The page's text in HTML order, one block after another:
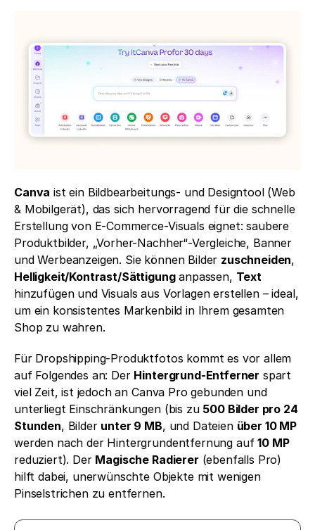
Canva ist ein Bildbearbeitungs- und Designtool (Web
& Mobilgerät), das sich hervorragend für die schnelle
Erstellung von E-Commerce-Visuals eignet: saubere
Produktbilder, „Vorher-Nachher“-Vergleiche, Banner
und Werbeanzeigen. Sie können Bilder zuschneiden
Helligkeit/Kontrast/Sättigung anpassen, Text
hinzufügen und Visuals aus Vorlagen erstellen – ideal,
um ein konsistentes Markenbild in Ihrem gesamten
Shop zu wahren.
Für Dropshipping-Produktfotos kommt es vor allem
auf Folgendes an: Der Hintergrund-Entferner spart
viel Zeit, ist jedoch an Canva Pro gebunden und
unterliegt Einschränkungen (bis zu 500 Bilder pro 24
Stunden, Bilder unter 9 MB, und Dateien über 10 MP
werden nach der Hintergrundentfernung auf 10 MP
reduziert). Der Magische Radierer (ebenfalls Pro)
hilft dabei, unerwünschte Objekte mit wenigen
Pinselstrichen zu entfernen.